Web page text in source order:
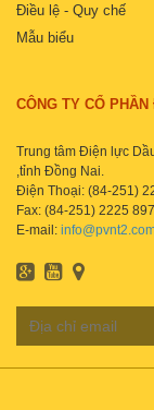
Điều lệ - Quy chế
Mẫu biểu
CÔNG TY CỔ
Trung tâm Điện lực
,tỉnh Đồng Nai.
Điện Thoại: (84-251)
Fax: (84-251) 2225 897
E-mail: